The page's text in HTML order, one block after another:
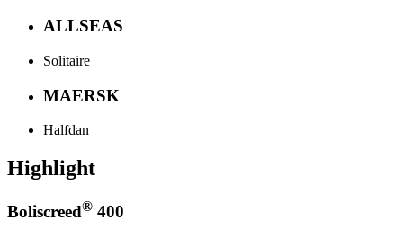
ALLSEAS
Solitaire
MAERSK
Halfdan
Highlight
Boliscreed® 400